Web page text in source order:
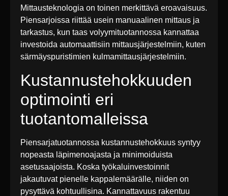
Mittausteknologia on toinen merkittävä eroavaisuus.
Piensarjoissa riittää usein manuaalinen mittaus ja
tarkastus, kun taas volyymituotannossa kannattaa
investoida automaattisiin mittausjärjestelmiin, kuten
särmäyspuristimien kulmamittausjärjestelmiin.
Kustannustehokkuuden
optimointi eri
tuotantomalleissa
Piensarjatuotannossa kustannustehokkuus syntyy
nopeasta läpimenoajasta ja minimoiduista
asetusaajoista. Koska työkaluinvestoinnit
jakautuvat pienelle kappalemäärälle, niiden on
pysyttävä kohtuullisina. Kannattavuus rakentuu